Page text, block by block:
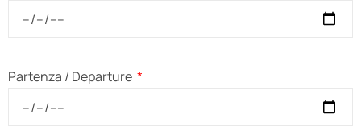
Partenza / Departure